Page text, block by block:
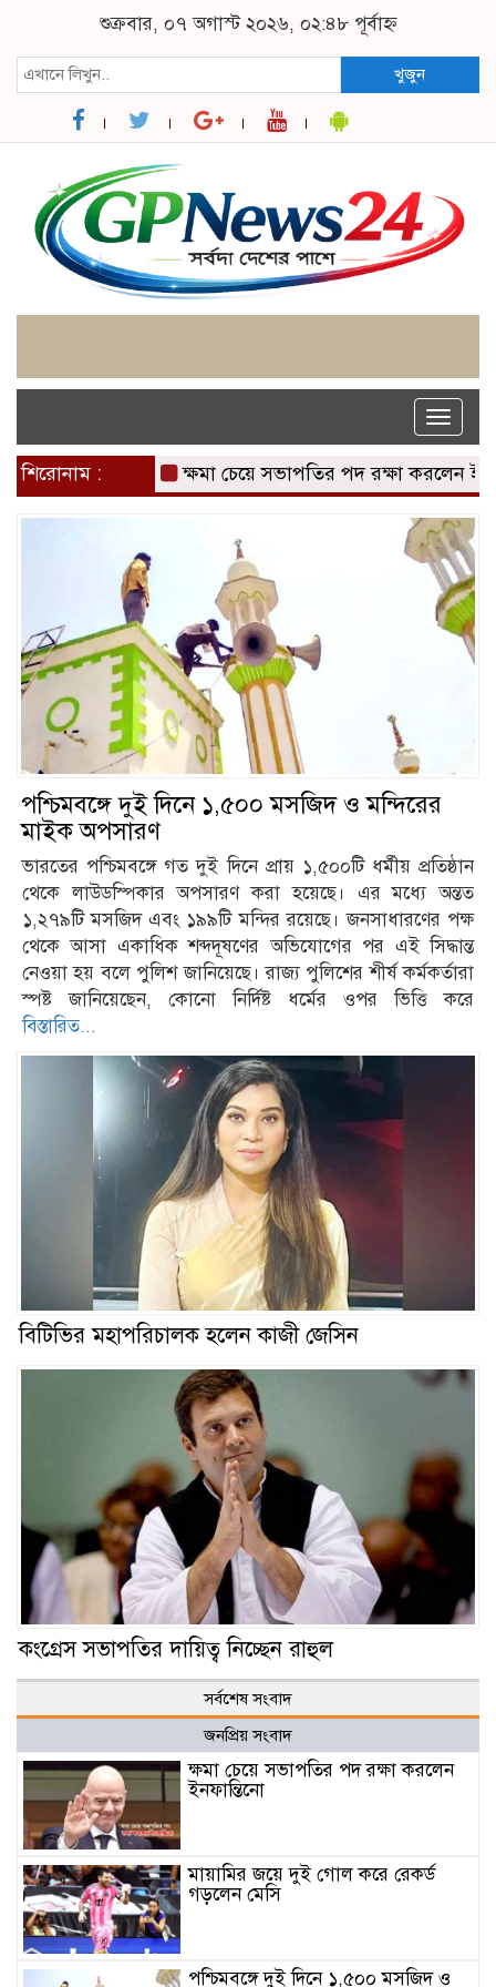
শুক্রবার, ০৭ অগাস্ট ২০২৬, ০২:৪৮ পূর্বাহ্ন
খুজুন
Toggle
শিরোনাম : ক্ষমা চেয়ে সভাপতির পদ রক্ষা করলেন ইনফান্তিনো
পশ্চিমবঙ্গে দুই দিনে ১,৫০০ মসজিদ ও মন্দিরের
মাইক অপসারণ
ভারতের পশ্চিমবঙ্গে গত দুই দিনে প্রায় ১,৫০০টি ধর্মীয় প্রতিষ্ঠান
থেকে লাউডস্পিকার অপসারণ করা হয়েছে। এর মধ্যে অন্তত
১,২৭৯টি মসজিদ এবং ১৯৯টি মন্দির রয়েছে। জনসাধারণের পক্ষ
থেকে আসা একাধিক শব্দদূষণের অভিযোগের পর এই সিদ্ধান্ত
নেওয়া হয় বলে পুলিশ জানিয়েছে। রাজ্য পুলিশের শীর্ষ কর্মকর্তারা
স্পষ্ট জানিয়েছেন, কোনো নির্দিষ্ট ধর্মের ওপর ভিত্তি করে
বিস্তারিত...
বিটিভির মহাপরিচালক হলেন কাজী জেসিন
কংগ্রেস সভাপতির দায়িত্ব নিচ্ছেন রাহুল
সর্বশেষ সংবাদ
জনপ্রিয় সংবাদ
ক্ষমা চেয়ে সভাপতির পদ রক্ষা করলেন
ইনফান্তিনো
মায়ামির জয়ে দুই গোল করে রেকর্ড
গড়লেন মেসি
পশ্চিমবঙ্গে দুই দিনে ১,৫০০ মসজিদ ও